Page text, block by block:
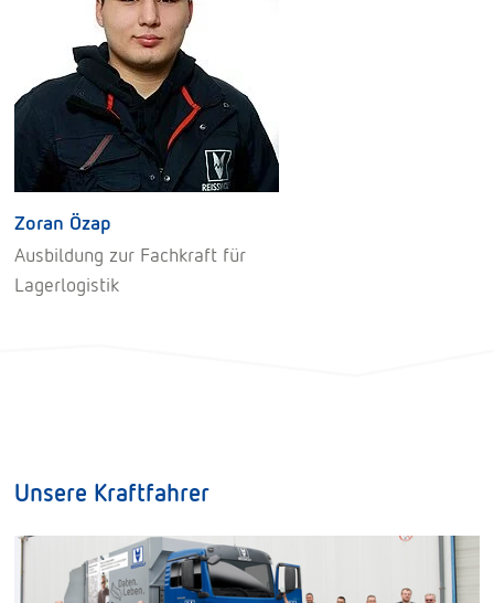
Zoran Özap
Ausbildung zur Fachkraft für
Lagerlogistik
Unsere Kraftfahrer